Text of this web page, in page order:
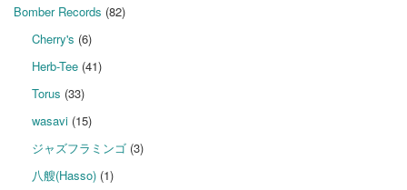
Bomber Records (82)
Cherry's (6)
Herb-Tee(41)
Torus (33)
wasavi(15)
ジャズフラミンゴ(3)
八艘(Hasso)(1)